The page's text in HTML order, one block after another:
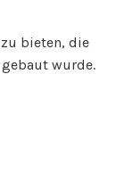
bieten, die
wurde.